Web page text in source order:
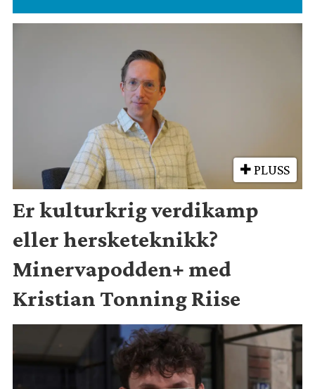
PLUSS
Er kulturkrig verdikamp
eller hersketeknikk?
Minervapodden+ med
Kristian Tonning Riise